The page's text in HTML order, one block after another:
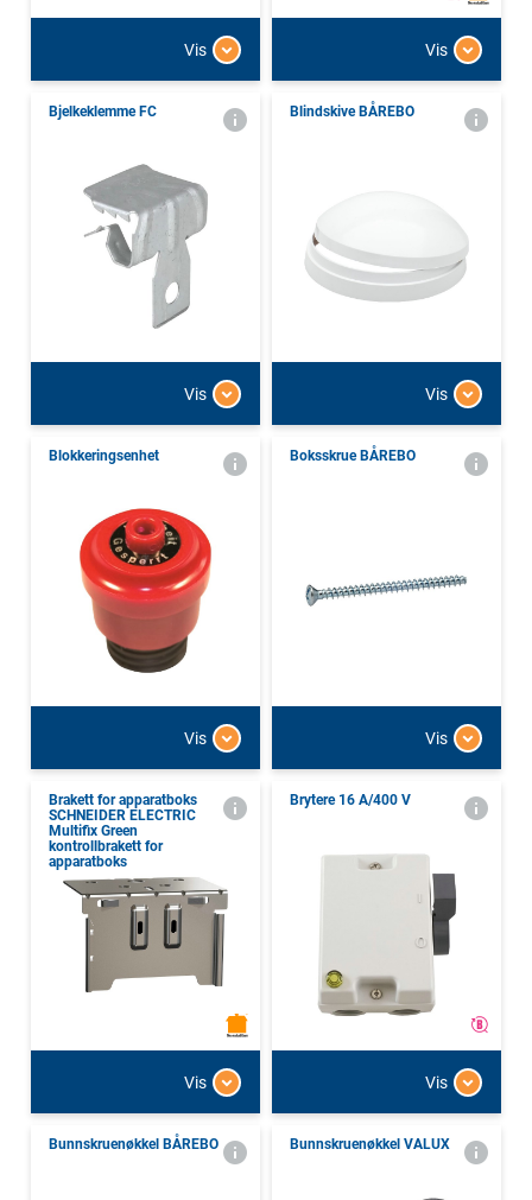
Vis Vis
Bjelkeklemme FC
Vis
Blindskive BÅREBO
Vis
Blokkeringsenhet
Vis
Boksskrue BÅREBO
Vis
Brakett for apparatboks
SCHNEIDER ELECTRIC
Multifix Green
kontrollbrakett for
apparatboks
Vis
Brytere 16 A/400 V
Vis
Bunnskruenøkkel BÅREBO Bunnskruenøkkel VALUX